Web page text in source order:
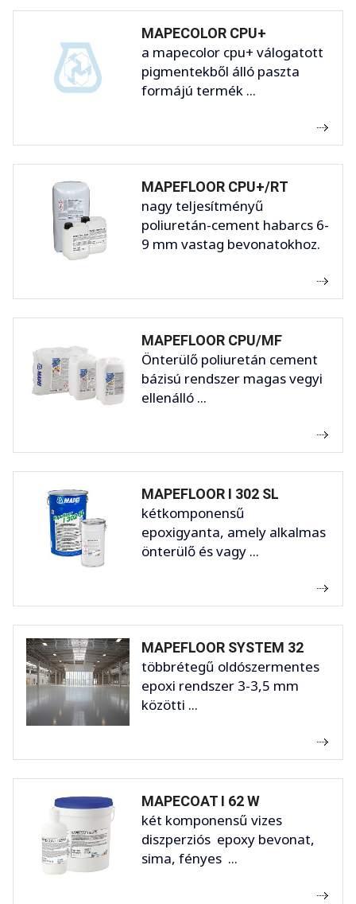
MAPECOLOR CPU+
a mapecolor cpu+ válogatott
pigmentekből álló paszta
formájú termék ...
MAPEFLOOR CPU+/RT
nagy teljesítményű
poliuretán-cement habarcs 6-
9 mm vastag bevonatokhoz.
MAPEFLOOR CPU/MF
Önterülő poliuretán cement
bázisú rendszer magas vegyi
ellenálló ...
MAPEFLOOR I 302 SL
kétkomponensű
epoxigyanta, amely alkalmas
önterülő és vagy ...
MAPEFLOOR SYSTEM 32
többrétegű oldószermentes
epoxi rendszer 3-3,5 mm
közötti ...
MAPECOAT I 62 W
két komponensű vizes
diszperziós epoxy bevonat,
sima, fényes ...